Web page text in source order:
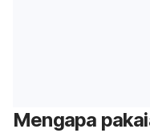
Mengapa